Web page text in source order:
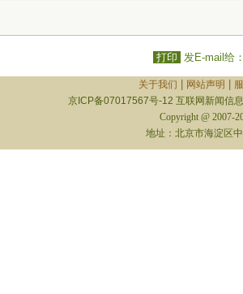
打印 发E-mail给
关于我们 网站声明
京ICP备07017567号-12 互联网新闻信
Copyright @ 2007-
地址：北京市海淀区